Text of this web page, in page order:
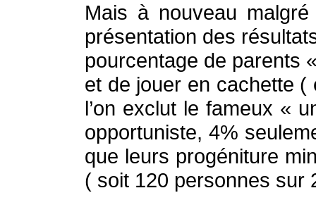
Mais à nouveau
présentation des
pourcentage de parents
et de jouer en cachette
l’on exclut le fameux «
opportuniste, 4%
que leurs progéniture
( soit 120 personnes sur